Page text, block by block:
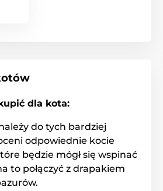
dla kota:
do tych bardziej
odpowiednie kocie
będzie mógł się wspinać
to połączyć z drapakiem